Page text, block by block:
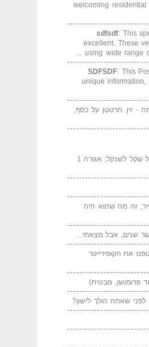
welcoming residential
sdfsdf: This
excellent. These
using wide range
SDFSDF: This
unique
- זין. חרטטן על כסף,
המדייה באייר הנבון: איך להפול שקל לשנקל; אגורה 1
זה מה שהוא היה
שנים, אבל מצאתי…
את הקופירייטר
פרומושן, מבטיח)
שאתה הולך לישון?